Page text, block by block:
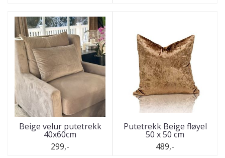
Beige velur putetrekk
40x60cm
299,-
Putetrekk Beige fløyel
50 x 50 cm
489,-